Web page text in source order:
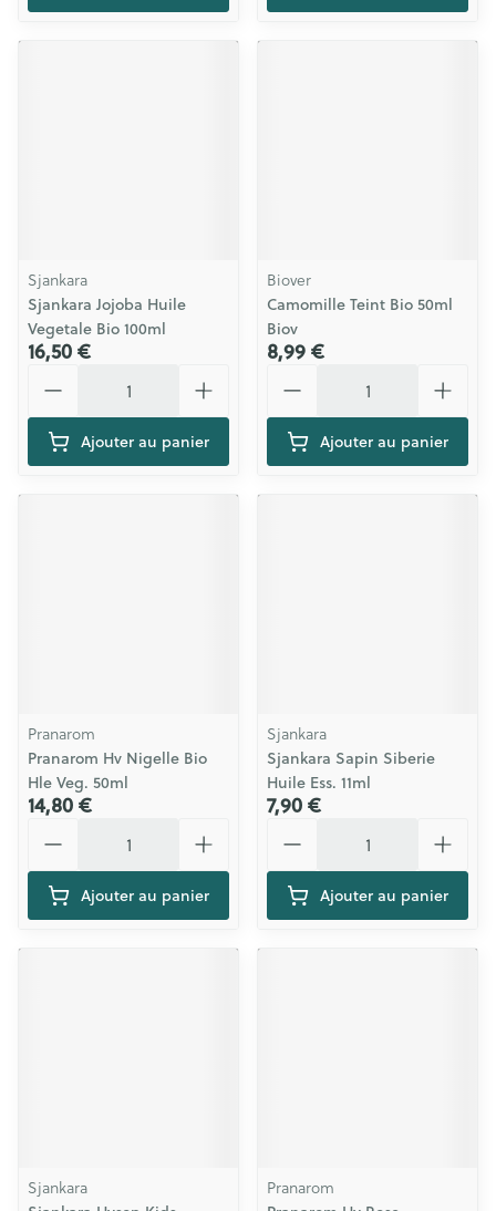
Sjankara
Sjankara Jojoba Huile
Vegetale Bio 100ml
16,50 €
Ajouter au panier
Biover
Camomille Teint Bio 50ml
Biov
8,99 €
Ajouter au panier
Pranarom
Pranarom Hv Nigelle Bio
Hle Veg. 50ml
14,80 €
Ajouter au panier
Sjankara
Sjankara Sapin Siberie
Huile Ess. 11ml
7,90 €
Ajouter au panier
Sjankara
Pranarom